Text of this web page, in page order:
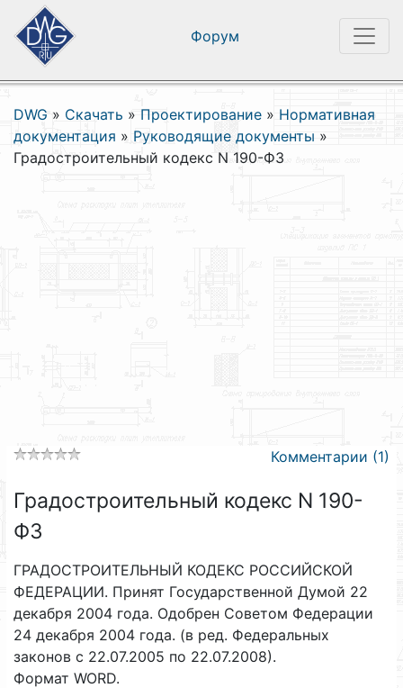
Форум
DWG » Скачать » Проектирование » Нормативная
документация » Руководящие документы »
Градостроительный кодекс N 190-ФЗ
Комментарии (1)
Градостроительный кодекс N 190-
ФЗ
ГРАДОСТРОИТЕЛЬНЫЙ КОДЕКС РОССИЙСКОЙ
ФЕДЕРАЦИИ. Принят Государственной Думой 22
декабря 2004 года. Одобрен Советом Федерации
24 декабря 2004 года. (в ред. Федеральных
законов с 22.07.2005 по 22.07.2008).
Формат WORD.